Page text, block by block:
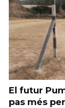
El futur
pas més